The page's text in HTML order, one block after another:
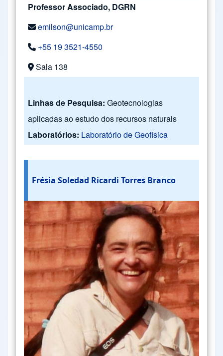
Professor Associado, DGRN
emilson@unicamp.br
+55 19 3521-4550
Sala 138
Linhas de Pesquisa: Geotecnologias
aplicadas ao estudo dos recursos naturais
Laboratórios: Laboratório de Geofísica
Frésia Soledad Ricardi Torres Branco